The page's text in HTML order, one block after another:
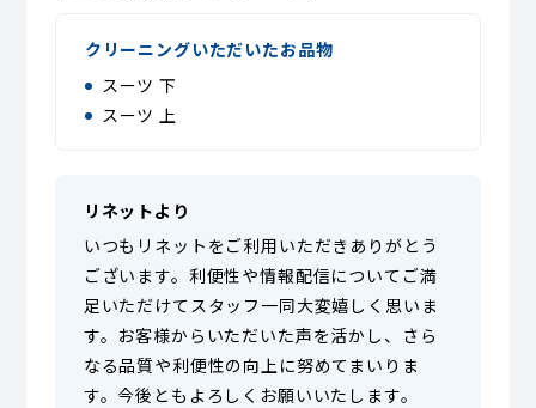
クリーニングいただいたお品物
スーツ 下
スーツ 上
リネットより
いつもリネットをご利用いただきありがとう
ございます。利便性や情報配信についてご満
足いただけてスタッフ一同大変嬉しく思いま
す。お客様からいただいた声を活かし、さら
なる品質や利便性の向上に努めてまいりま
す。今後ともよろしくお願いいたします。